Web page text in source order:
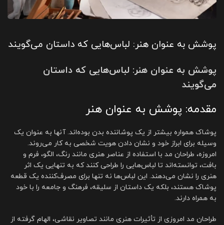
پوشش به عنوان هنر: لباس‌هایی که داستان می‌گویند
پوشش به عنوان هنر: لباس‌هایی که داستان
می‌گویند
مقدمه: پوشش به عنوان هنر
پوشاک همواره بیشتر از یک پوشاننده بدن بوده‌اند. آنها به عنوان یک
وسیله برای ابراز خود و نشان دادن هویت شخصی به کار می‌روند.
امروزه، طراحان مد با استفاده از عناصر هنری مانند رنگ، الگو، فرم و
بافت، توانسته‌اند تا لباس‌هایی را طراحی کنند که به تنهایی یک اثر
هنری را نشان می‌دهند. این لباس‌ها نه تنها برای مصرف‌کننده یک قطعه
پوشاک هستند، بلکه یک داستان از سلیقه، فرهنگ و جامعه را با خود
به همراه دارند.
طراحان مد امروزی از تأثیرات هنری مانند تصاویر نقاشی، الهام گرفته از